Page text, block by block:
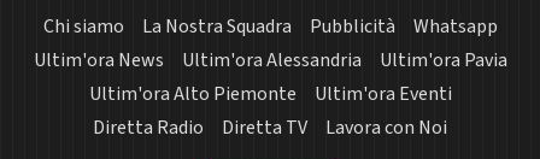
Chi siamo La Nostra Squadra Pubblicità
Whatsapp
Ultim'ora News
Ultim'ora Alessandria
Ultim'ora Pavia
Ultim'ora Alto Piemonte
Ultim'ora Eventi
Diretta Radio
Diretta TV Lavora con Noi